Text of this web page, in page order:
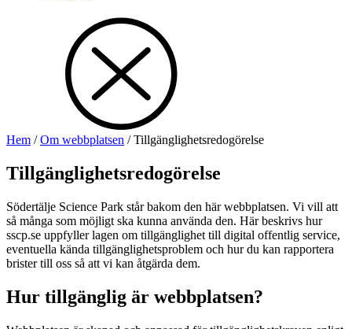
Hem /Om webbplatsen /Tillgänglighetsredogörelse
Tillgänglighetsredogörelse
Södertälje Science Park står bakom den här webbplatsen. Vi vill att
så många som möjligt ska kunna använda den. Här beskrivs hur
sscp.se uppfyller lagen om tillgänglighet till digital offentlig service,
eventuella kända tillgänglighetsproblem och hur du kan rapportera
brister till oss så att vi kan åtgärda dem.
Hur tillgänglig är webbplatsen?